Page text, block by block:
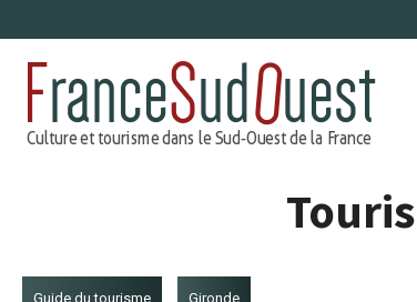
au
contenu
Guide du tourisme Gironde